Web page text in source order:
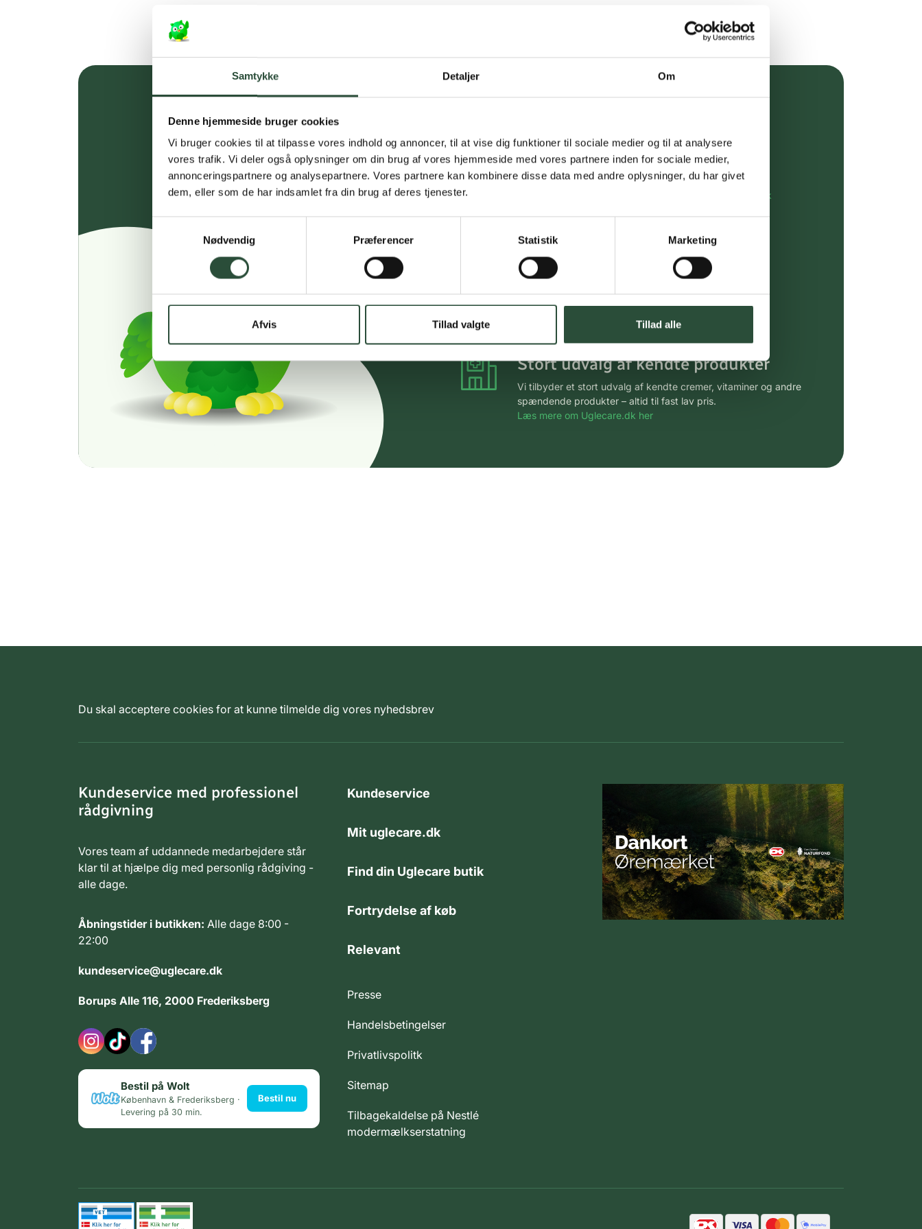
Samtykke Detaljer Om
Denne hjemmeside bruger cookies
Vi bruger cookies til at tilpasse vores indhold og annoncer, til at vise dig funktioner til sociale medier og til at analysere
vores trafik. Vi deler også oplysninger om din brug af vores hjemmeside med vores partnere inden for sociale medier,
annonceringspartnere og analysepartnere. Vores partnere kan kombinere disse data med andre oplysninger, du har givet
dem, eller som de har indsamlet fra din brug af deres tjenester.
Nødvendig
Præferencer Statistik Marketing
Afvis Tillad valgte Tillad alle
Personlig rådgivning
kundeservice@uglecare.dk
Hurtig levering (30 min. i Kbh)
Hurtigt leveringen via GLS, og DAO
Faste lave priser*
*Gælder ikke ernæringsprodukter.
Stort udvalg af kendte produkter
Vi tilbyder et stort udvalg af kendte cremer, vitaminer og andre
spændende produkter – altid til fast lav pris.
Læs mere om Uglecare.dk her
Du skal acceptere cookies for at kunne tilmelde dig vores nyhedsbrev
Kundeservice med professionel
rådgivning
Vores team af uddannede medarbejdere står
klar til at hjælpe dig med personlig rådgiving -
alle dage.
Åbningstider i butikken: Alle dage 8:00 -
22:00
kundeservice@uglecare.dk
Borups Alle 116, 2000 Frederiksberg
Bestil på Wolt
København & Frederiksberg ·
Levering på 30 min.
Bestil nu
Kundeservice
Mit uglecare.dk
Find din Uglecare butik
Fortrydelse af køb
Relevant
Presse
Handelsbetingelser
Privatlivspolitk
Sitemap
Tilbagekaldelse på Nestlé
modermælkserstatning